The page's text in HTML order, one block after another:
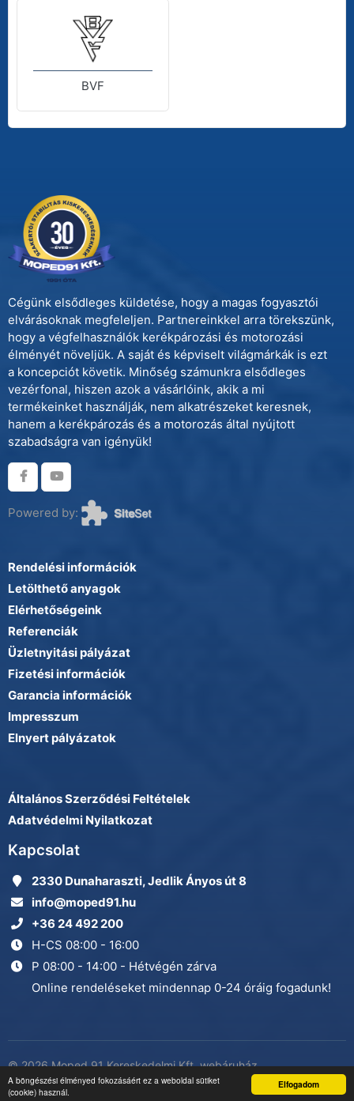
Elfogadom
A böngészési élményed fokozásáért ez a weboldal sütiket
(cookie) használ.
BVF
Cégünk elsődleges küldetése, hogy a magas fogyasztói
elvárásoknak megfeleljen. Partnereinkkel arra törekszünk,
hogy a végfelhasználók kerékpározási és motorozási
élményét növeljük. A saját és képviselt világmárkák is ezt
a koncepciót követik. Minőség számunkra elsődleges
vezérfonal, hiszen azok a vásárlóink, akik a mi
termékeinket használják, nem alkatrészeket keresnek,
hanem a kerékpározás és a motorozás által nyújtott
szabadságra van igényük!
Powered by:
Rendelési információk
Letölthető anyagok
Elérhetőségeink
Referenciák
Üzletnyitási pályázat
Fizetési információk
Garancia információk
Impresszum
Elnyert pályázatok
Általános Szerződési Feltételek
Adatvédelmi Nyilatkozat
Kapcsolat
2330 Dunaharaszti, Jedlik Ányos út 8
info@moped91.hu
+36 24 492 200
H-CS 08:00 - 16:00
P 08:00 - 14:00 - Hétvégén zárva
Online rendeléseket mindennap 0-24 óráig fogadunk!
© 2026 Moped 91 Kereskedelmi Kft. webáruház
minden jog fenntartva
Adatkezelés